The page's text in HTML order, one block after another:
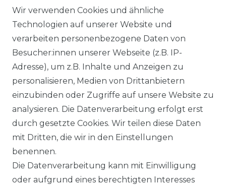
Stils gehen muss. Unsere Geräte sind
so gestaltet, dass sie sich harmonisch in
Ihr Ambiente einfügen.
Hinweise:
1Energieeffizienzklasse: Skala von A (am effizientesten) bis G (am
wenigsten effizient). Saisonale Effizienz (gemäß EN14825)
2Näherungswert für den jährlichen Energieverbrauch bei
durchschnittlich 500 Betriebsstunden
3Kühlleistung, definiert als Kühlkapazität des Geräts in kW im
Kühlbetrieb
4Energieeffizienzgröße des Geräts im Kühlbetrieb
5Heizleistung, definiert als Heizkapazität des Geräts in kW im
Wir verwenden Cookies und ähnliche
Technologien auf unserer Website und
verarbeiten personenbezogene Daten von
Besucher:innen unserer Webseite (z.B. IP-
Adresse), um z.B. Inhalte und Anzeigen zu
personalisieren, Medien von Drittanbietern
einzubinden oder Zugriffe auf unsere Website zu
analysieren. Die Datenverarbeitung erfolgt erst
durch gesetzte Cookies. Wir teilen diese Daten
mit Dritten, die wir in den Einstellungen
benennen.
Die Datenverarbeitung kann mit Einwilligung
oder aufgrund eines berechtigten Interesses